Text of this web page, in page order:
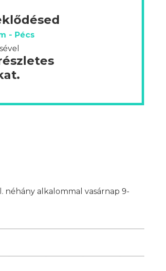
- Pécs
néhány alkalommal vasárnap 9-